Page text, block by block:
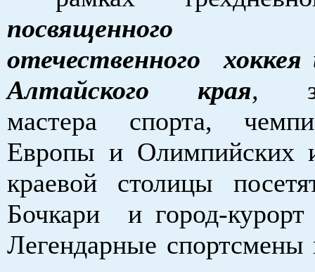
посвященного
отечественного
Алтайского края,
мастера спорта,
Европы и Олимпийских
краевой столицы
Бочкари и город-курорт
Легендарные спортсмены